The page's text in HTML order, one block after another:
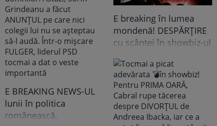
E BREAKING NEWS-UL
lunii în politica
românească,
E breaking în lumea
mondenă! DESPĂRȚIRE
cu scântei în showbiz-ul
noastră vedetă a
recunoscut TOT, dar
tooot: „Mă abțin să nu-i
scriu. Am făcut
scandal!” Ce s-a